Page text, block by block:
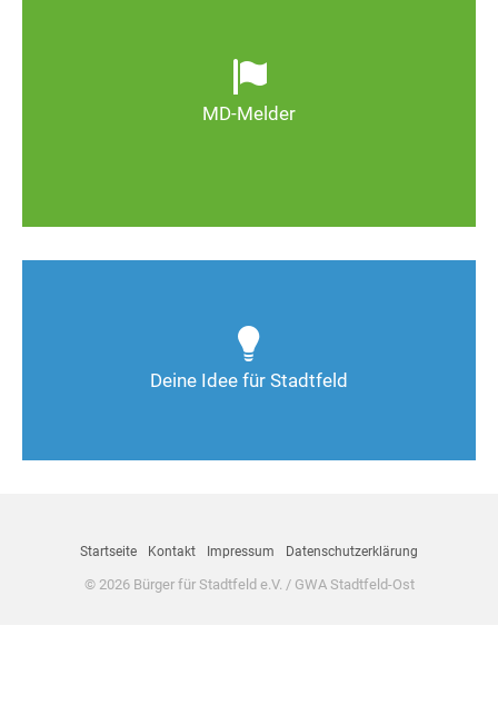
MD-Melder
wild entsorgter Müll. Melden Sie Mängel, damit
Magdeburg schöner und lebenswerter wird.
Deine Idee für Stadtfeld
Deine Ideen sind gefragt!
Startseite Kontakt Impressum Datenschutzerklärung
© 2026 Bürger für Stadtfeld e.V. / GWA Stadtfeld-Ost